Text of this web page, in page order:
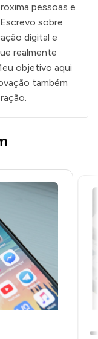
pessoas e
sobre
digital e
realmente
objetivo aqui
também